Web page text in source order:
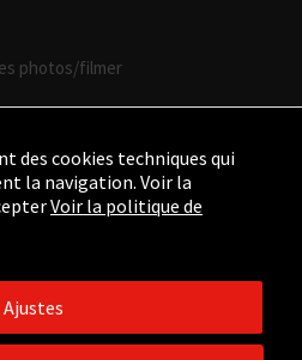
photos/filmer
Manrique. Todos los derechos
des cookies techniques qui
la navigation. Voir la
Voir la politique de
Ajustes
Son
necesarias
funcione la
web.
Para que